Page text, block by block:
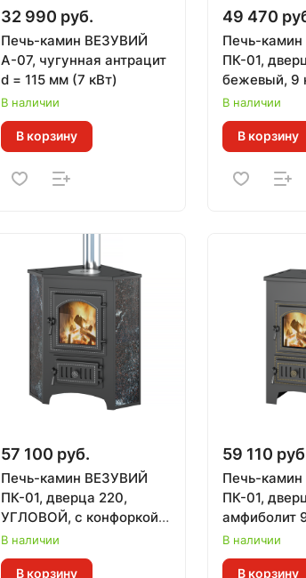
32 990 руб.
Печь-камин ВЕЗУВИЙ
А-07, чугунная антрацит
d = 115 мм (7 кВт)
В наличии
В корзину
49 470
Печь-
ПК-01,
бежевый, 9
м.куб)
В наличии
В корзину
57 100 руб.
Печь-камин ВЕЗУВИЙ
ПК-01, дверца 220,
УГЛОВОЙ, с конфоркой
d=213 мм, амфиболит 9
кВт (150 м.куб)
В наличии
В корзину
59 110
Печь-
ПК-01,
амфиболит
м.куб)
В наличии
В корзину